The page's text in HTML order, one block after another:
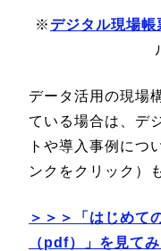
※デジタル現場帳
データ活用の現場
ている場合は、デ
トや導入事例につ
ンクをクリック）
＞＞＞「はじめて
（pdf）」を見て